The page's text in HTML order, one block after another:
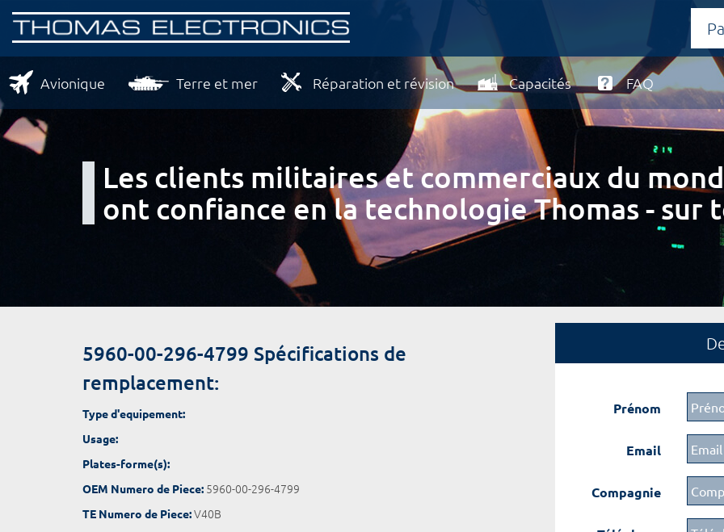
Avionique Terre et mer Réparation et révision Capacités FAQ
Les clients militaires et commerciaux du
ont confiance en la technologie Thomas - sur
5960-00-296-4799 Spécifications de
remplacement:
Type d'equipement:
Usage:
Plates-forme(s):
OEM Numero de Piece: 5960-00-296-4799
TE Numero de Piece:V40B
Prénom
Email
Compagnie